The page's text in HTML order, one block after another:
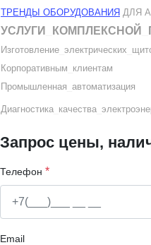
ТРЕНДЫ ОБОРУДОВАНИЯ ДЛЯ
УСЛУГИ КОМПЛЕКСНОЙ
Изготовление электрических
Корпоративным клиентам
Промышленная автоматизация
Диагностика качества
Запрос цены,
Телефон *
Email